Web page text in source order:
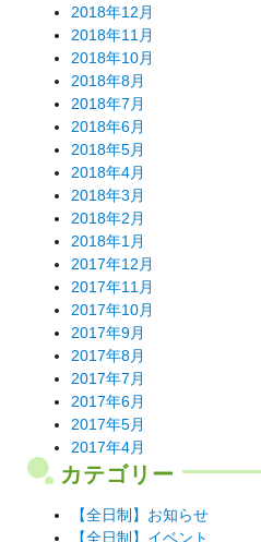
2018年12月
2018年11月
2018年10月
2018年8月
2018年7月
2018年6月
2018年5月
2018年4月
2018年3月
2018年2月
2018年1月
2017年12月
2017年11月
2017年10月
2017年9月
2017年8月
2017年7月
2017年6月
2017年5月
2017年4月
カテゴリー
【全日制】お知らせ
【全日制】イベント